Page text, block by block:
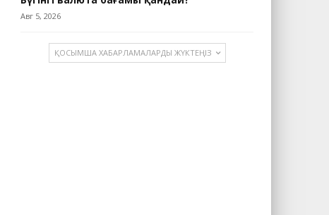
Авг 5, 2026
ҚОСЫМША ХАБАРЛАМАЛАРДЫ ЖҮКТЕҢІЗ